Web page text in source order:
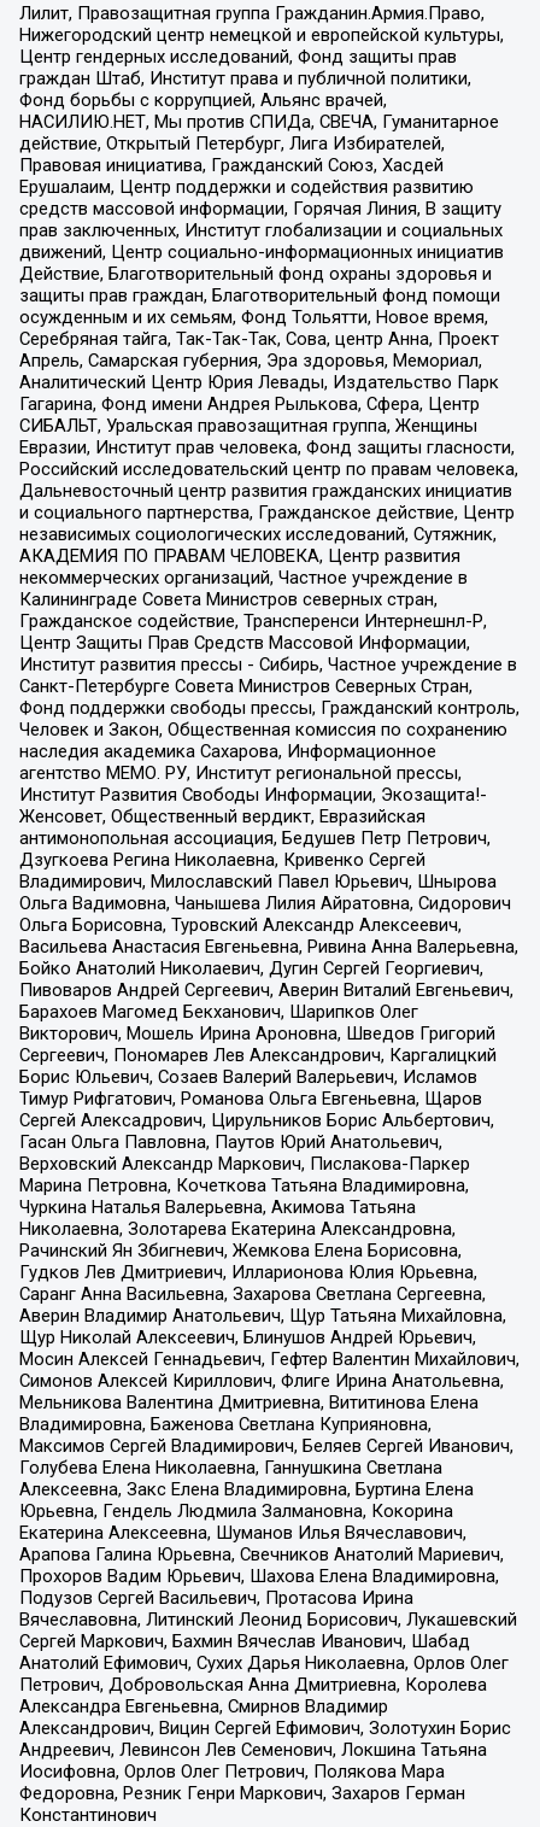
Лилит, Правозащитная группа Гражданин.Армия.Право,
Нижегородский центр немецкой и европейской культуры,
Центр гендерных исследований, Фонд защиты прав
граждан Штаб, Институт права и публичной политики,
Фонд борьбы с коррупцией, Альянс врачей,
НАСИЛИЮ.НЕТ, Мы против СПИДа, СВЕЧА, Гуманитарное
действие, Открытый Петербург, Лига Избирателей,
Правовая инициатива, Гражданский Союз, Хасдей
Ерушалаим, Центр поддержки и содействия развитию
средств массовой информации, Горячая Линия, В защиту
прав заключенных, Институт глобализации и социальных
движений, Центр социально-информационных инициатив
Действие, Благотворительный фонд охраны здоровья и
защиты прав граждан, Благотворительный фонд помощи
осужденным и их семьям, Фонд Тольятти, Новое время,
Серебряная тайга, Так-Так-Так, Сова, центр Анна, Проект
Апрель, Самарская губерния, Эра здоровья, Мемориал,
Аналитический Центр Юрия Левады, Издательство Парк
Гагарина, Фонд имени Андрея Рылькова, Сфера, Центр
СИБАЛЬТ, Уральская правозащитная группа, Женщины
Евразии, Институт прав человека, Фонд защиты гласности,
Российский исследовательский центр по правам человека,
Дальневосточный центр развития гражданских инициатив
и социального партнерства, Гражданское действие, Центр
независимых социологических исследований, Сутяжник,
АКАДЕМИЯ ПО ПРАВАМ ЧЕЛОВЕКА, Центр развития
некоммерческих организаций, Частное учреждение в
Калининграде Совета Министров северных стран,
Гражданское содействие, Трансперенси Интернешнл-Р,
Центр Защиты Прав Средств Массовой Информации,
Институт развития прессы - Сибирь, Частное учреждение в
Санкт-Петербурге Совета Министров Северных Стран,
Фонд поддержки свободы прессы, Гражданский контроль,
Человек и Закон, Общественная комиссия по сохранению
наследия академика Сахарова, Информационное
агентство МЕМО. РУ, Институт региональной прессы,
Институт Развития Свободы Информации, Экозащита!-
Женсовет, Общественный вердикт, Евразийская
антимонопольная ассоциация, Бедушев Петр Петрович,
Дзугкоева Регина Николаевна, Кривенко Сергей
Владимирович, Милославский Павел Юрьевич, Шнырова
Ольга Вадимовна, Чанышева Лилия Айратовна, Сидорович
Ольга Борисовна, Туровский Александр Алексеевич,
Васильева Анастасия Евгеньевна, Ривина Анна Валерьевна,
Бойко Анатолий Николаевич, Дугин Сергей Георгиевич,
Пивоваров Андрей Сергеевич, Аверин Виталий Евгеньевич,
Барахоев Магомед Бекханович, Шарипков Олег
Викторович, Мошель Ирина Ароновна, Шведов Григорий
Сергеевич, Пономарев Лев Александрович, Каргалицкий
Борис Юльевич, Созаев Валерий Валерьевич, Исламов
Тимур Рифгатович, Романова Ольга Евгеньевна, Щаров
Сергей Алексадрович, Цирульников Борис Альбертович,
Гасан Ольга Павловна, Паутов Юрий Анатольевич,
Верховский Александр Маркович, Пислакова-Паркер
Марина Петровна, Кочеткова Татьяна Владимировна,
Чуркина Наталья Валерьевна, Акимова Татьяна
Николаевна, Золотарева Екатерина Александровна,
Рачинский Ян Збигневич, Жемкова Елена Борисовна,
Гудков Лев Дмитриевич, Илларионова Юлия Юрьевна,
Саранг Анна Васильевна, Захарова Светлана Сергеевна,
Аверин Владимир Анатольевич, Щур Татьяна Михайловна,
Щур Николай Алексеевич, Блинушов Андрей Юрьевич,
Мосин Алексей Геннадьевич, Гефтер Валентин Михайлович,
Симонов Алексей Кириллович, Флиге Ирина Анатольевна,
Мельникова Валентина Дмитриевна, Вититинова Елена
Владимировна, Баженова Светлана Куприяновна,
Максимов Сергей Владимирович, Беляев Сергей Иванович,
Голубева Елена Николаевна, Ганнушкина Светлана
Алексеевна, Закс Елена Владимировна, Буртина Елена
Юрьевна, Гендель Людмила Залмановна, Кокорина
Екатерина Алексеевна, Шуманов Илья Вячеславович,
Арапова Галина Юрьевна, Свечников Анатолий Мариевич,
Прохоров Вадим Юрьевич, Шахова Елена Владимировна,
Подузов Сергей Васильевич, Протасова Ирина
Вячеславовна, Литинский Леонид Борисович, Лукашевский
Сергей Маркович, Бахмин Вячеслав Иванович, Шабад
Анатолий Ефимович, Сухих Дарья Николаевна, Орлов Олег
Петрович, Добровольская Анна Дмитриевна, Королева
Александра Евгеньевна, Смирнов Владимир
Александрович, Вицин Сергей Ефимович, Золотухин Борис
Андреевич, Левинсон Лев Семенович, Локшина Татьяна
Иосифовна, Орлов Олег Петрович, Полякова Мара
Федоровна, Резник Генри Маркович, Захаров Герман
Константинович